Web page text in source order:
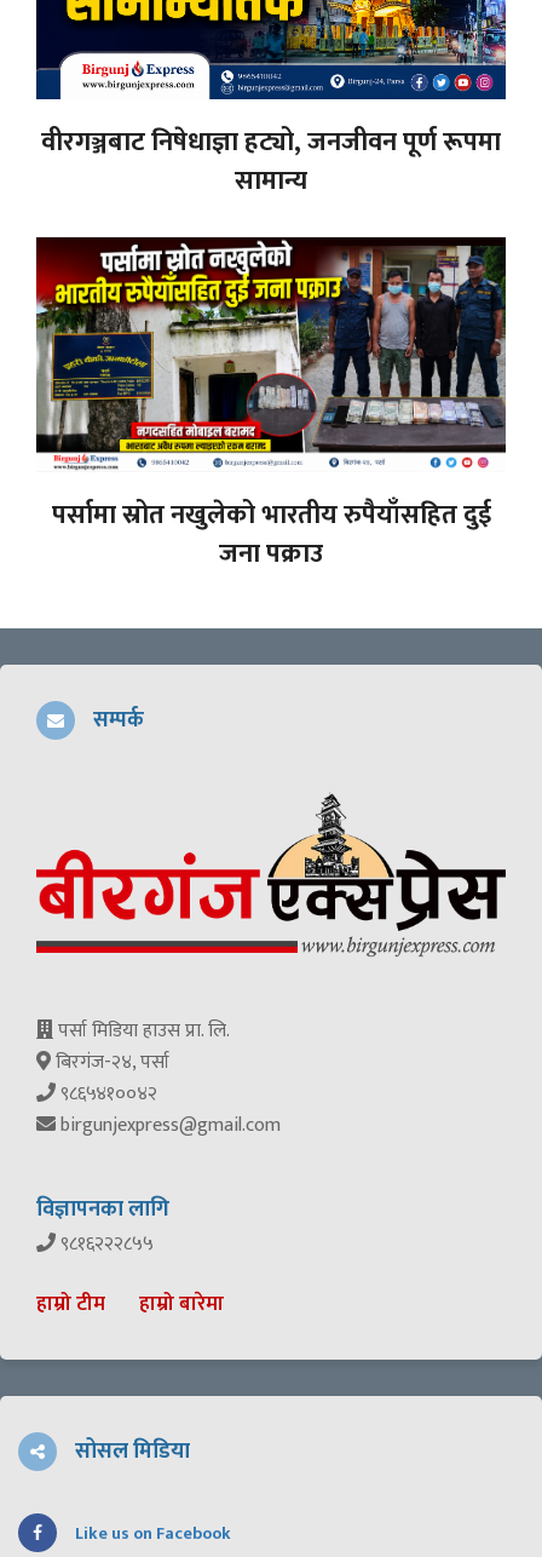
वीरगञ्जबाट निषेधाज्ञा हट्यो, जनजीवन पूर्ण रूपमा
सामान्य
पर्सामा स्रोत नखुलेको भारतीय रुपैयाँसहित दुई
जना पक्राउ
सम्पर्क
पर्सा मिडिया हाउस प्रा. लि.
बिरगंज-२४, पर्सा
९८६५४१००४२
birgunjexpress@gmail.com
विज्ञापनका लागि
९८१६२२२८५५
हाम्रो टीम हाम्रो बारेमा
सोसल मिडिया
Like us on Facebook